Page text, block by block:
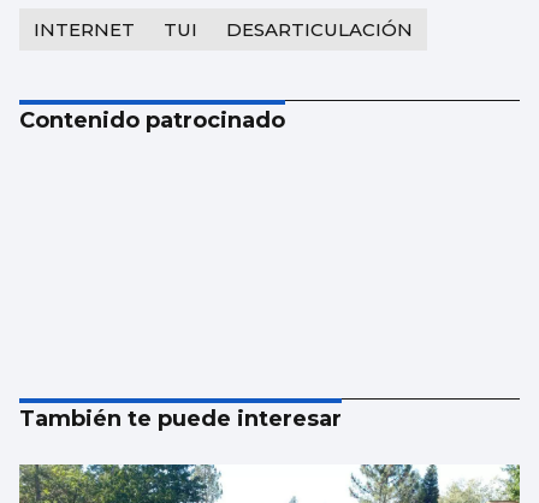
INTERNET TUI DESARTICULACIÓN
Contenido patrocinado
También te puede interesar